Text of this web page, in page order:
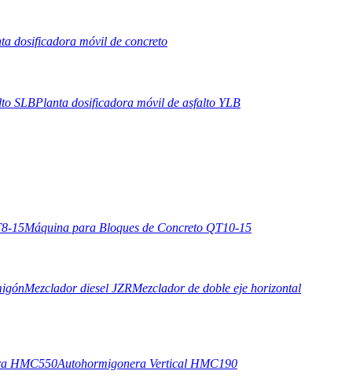
dosificadora móvil de concreto
SLBPlanta dosificadora móvil de asfalto YLB
15Máquina para Bloques de Concreto QT10-15
Mezclador diesel JZRMezclador de doble eje horizontal
HMC550Autohormigonera Vertical HMC190